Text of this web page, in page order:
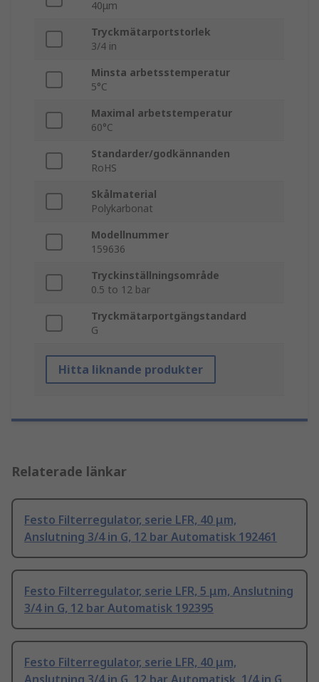
40μm
Tryckmätarportstorlek
3/4 in
Minsta arbetsstemperatur
5°C
Maximal arbetstemperatur
60°C
Standarder/godkännanden
RoHS
Skålmaterial
Polykarbonat
Modellnummer
159636
Tryckinställningsområde
0.5 to 12 bar
Tryckmätarportgängstandard
G
Hitta liknande produkter
Relaterade länkar
Festo Filterregulator, serie LFR, 40 μm,
Anslutning 3/4 in G, 12 bar Automatisk 192461
Festo Filterregulator, serie LFR, 5 μm, Anslutning
3/4 in G, 12 bar Automatisk 192395
Festo Filterregulator, serie LFR, 40 μm,